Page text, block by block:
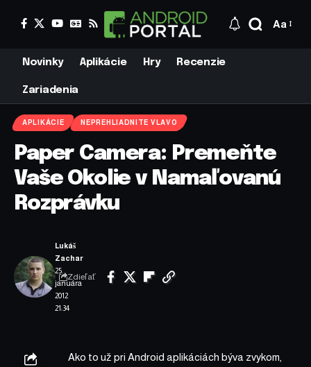
Aa
Novinky Aplikácie Hry Recenzie
Zariadenia
APLIKÁCIE NEPREHLIADNITE VLAVO
Paper Camera: Premeňte
Vaše Okolie v Namaľovanú
Rozprávku
25.
januára
2012
21:34
Lukáš
Zachar
Zdieľať
Ako to už pri Android aplikáciách býva zvykom,